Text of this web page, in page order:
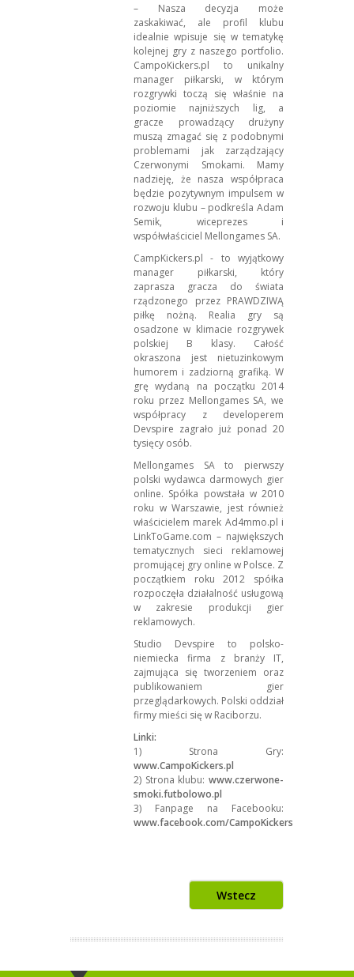
– Nasza decyzja może
zaskakiwać, ale profil klubu
idealnie wpisuje się w tematykę
kolejnej gry z naszego portfolio.
CampoKickers.pl to unikalny
manager piłkarski, w którym
rozgrywki toczą się właśnie na
poziomie najniższych lig, a
gracze prowadzący drużyny
muszą zmagać się z podobnymi
problemami jak zarządzający
Czerwonymi Smokami. Mamy
nadzieję, że nasza współpraca
będzie pozytywnym impulsem w
rozwoju klubu – podkreśla Adam
Semik, wiceprezes i
współwłaściciel Mellongames SA.
CampKickers.pl - to wyjątkowy
manager piłkarski, który
zaprasza gracza do świata
rządzonego przez PRAWDZIWĄ
piłkę nożną. Realia gry są
osadzone w klimacie rozgrywek
polskiej B klasy. Całość
okraszona jest nietuzinkowym
humorem i zadziorną grafiką. W
grę wydaną na początku 2014
roku przez Mellongames SA, we
współpracy z developerem
Devspire zagrało już ponad 20
tysięcy osób.
Mellongames SA to pierwszy
polski wydawca darmowych gier
online. Spółka powstała w 2010
roku w Warszawie, jest również
właścicielem marek Ad4mmo.pl i
LinkToGame.com – największych
tematycznych sieci reklamowej
promującej gry online w Polsce. Z
początkiem roku 2012 spółka
rozpoczęła działalność usługową
w zakresie produkcji gier
reklamowych.
Studio Devspire to polsko-
niemiecka firma z branży IT,
zajmująca się tworzeniem oraz
publikowaniem gier
przeglądarkowych. Polski oddział
firmy mieści się w Raciborzu.
Linki:
1) Strona Gry:
www.CampoKickers.pl
2) Strona klubu: www.czerwone-
smoki.futbolowo.pl
3) Fanpage na Facebooku:
www.facebook.com/CampoKickers
Wstecz